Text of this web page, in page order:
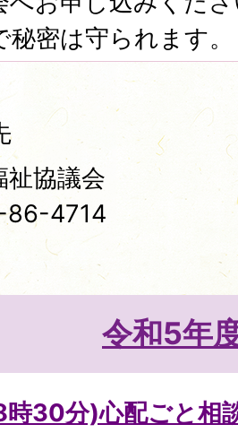
密は守られます。
祉協議会
86-4714
令和5年
30分)心配ごと相